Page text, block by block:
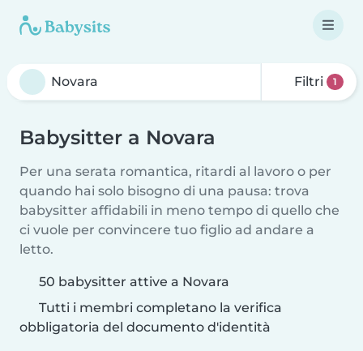
Filtri 1
Babysitter a Novara
Per una serata romantica, ritardi al lavoro o per
quando hai solo bisogno di una pausa: trova
babysitter affidabili in meno tempo di quello che
ci vuole per convincere tuo figlio ad andare a
letto.
50 babysitter attive a Novara
Tutti i membri completano la verifica
obbligatoria del documento d'identità